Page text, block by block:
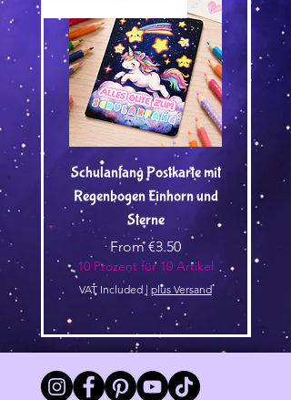
Schulanfang Postkarte mit
Regenbogen Einhorn und
Sterne
From€3.50
Sale Price
10 Prozent für 10 Artikel
VAT Included | plus Versand